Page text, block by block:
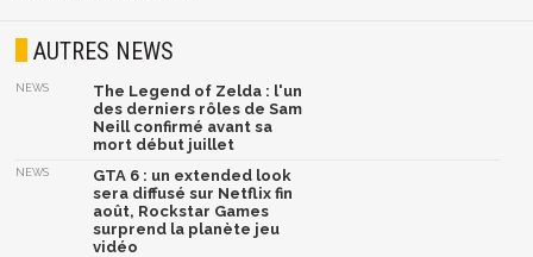
AUTRES NEWS
NEWS
The Legend of Zelda : l'un
des derniers rôles de Sam
Neill confirmé avant sa
mort début juillet
NEWS
GTA 6 : un extended look
sera diffusé sur Netflix fin
août, Rockstar Games
surprend la planète jeu
vidéo